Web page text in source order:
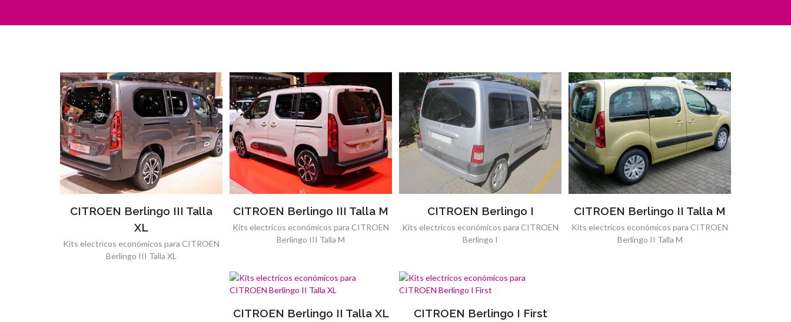
CITROEN Berlingo III Talla
XL
Kits electricos económicos para CITROEN
Berlingo III Talla XL
CITROEN Berlingo III Talla M
Kits electricos económicos para CITROEN
Berlingo III Talla M
CITROEN Berlingo I
Kits electricos económicos para CITROEN
Berlingo I
CITROEN Berlingo II Talla M
Kits electricos económicos para CITROEN
Berlingo II Talla M
CITROEN Berlingo II Talla XL CITROEN Berlingo I First